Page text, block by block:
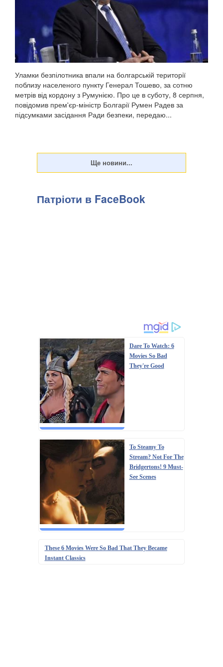
Уламки безпілотника впали на болгарській території
поблизу населеного пункту Генерал Тошево, за сотню
метрів від кордону з Румунією. Про це в суботу, 8 серпня,
повідомив прем'єр-міністр Болгарії Румен Радев за
підсумками засідання Ради безпеки, передаю...
Патріоти в FaceBook
Dare To Watch: 6
Movies So Bad
They're Good
To Steamy To
Stream? Not For The
Bridgertons! 9 Must-
See Scenes
These 6 Movies Were So Bad That They Became
Instant Classics